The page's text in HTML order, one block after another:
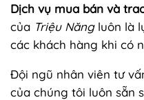
Dịch vụ mua bán và
của Triệu Năngluôn là
các khách hàng khi có
Đội ngũ nhân viên tư
của chúng tôi luôn sẵn